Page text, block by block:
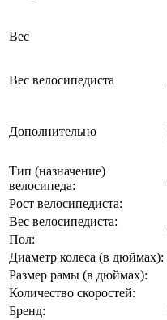
Вес
Вес велосипедиста
Дополнительно
Тип (назначение)
велосипеда:
Рост велосипедиста:
Вес велосипедиста:
Пол:
Диаметр колеса (в дюймах):
Размер рамы (в дюймах):
Количество скоростей:
Бренд: